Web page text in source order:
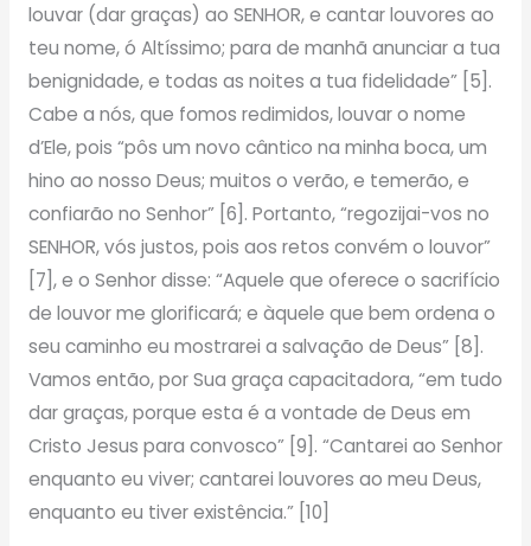
louvar (dar graças) ao SENHOR, e cantar louvores ao
teu nome, ó Altíssimo; para de manhã anunciar a tua
benignidade, e todas as noites a tua fidelidade” [5].
Cabe a nós, que fomos redimidos, louvar o nome
d’Ele, pois “pôs um novo cântico na minha boca, um
hino ao nosso Deus; muitos o verão, e temerão, e
confiarão no Senhor” [6]. Portanto, “regozijai-vos no
SENHOR, vós justos, pois aos retos convém o louvor”
[7], e o Senhor disse: “Aquele que oferece o sacrifício
de louvor me glorificará; e àquele que bem ordena o
seu caminho eu mostrarei a salvação de Deus” [8].
Vamos então, por Sua graça capacitadora, “em tudo
dar graças, porque esta é a vontade de Deus em
Cristo Jesus para convosco” [9]. “Cantarei ao Senhor
enquanto eu viver; cantarei louvores ao meu Deus,
enquanto eu tiver existência.” [10]